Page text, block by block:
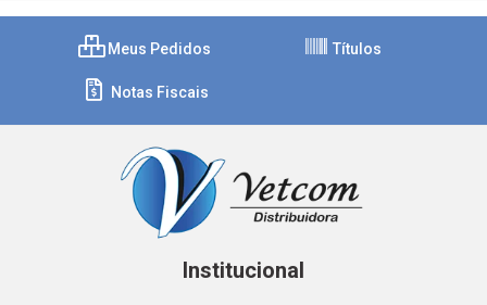
Meus Pedidos Títulos
Notas Fiscais
Institucional